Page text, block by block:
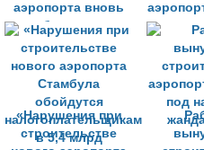
аэропорта вновь
бастуют
что
«Нарушения при
строительстве